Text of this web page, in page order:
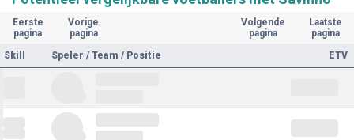
Eerste
pagina
Vorige
pagina
Volgende
pagina
Laatste
pagina
Skill
Speler / Team / Positie ETV